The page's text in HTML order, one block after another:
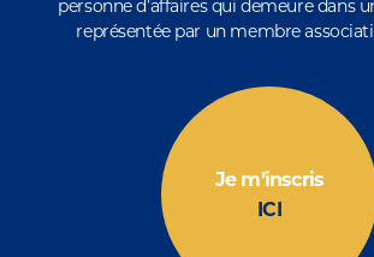
personne d’affaires qui demeure dans
représentée par un membre
Je m’inscris
ICI